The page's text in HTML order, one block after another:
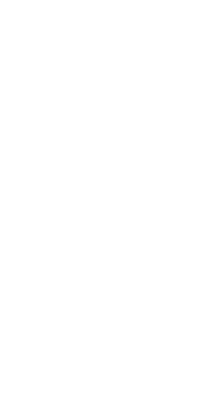
году пойдёт в первый класс.